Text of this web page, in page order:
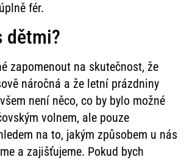
fér.
dětmi?
zapomenout na skutečnost, že
náročná a že letní prázdniny
není něco, co by bylo možné
volnem, ale pouze
na to, jakým způsobem u nás
a zajišťujeme. Pokud bych